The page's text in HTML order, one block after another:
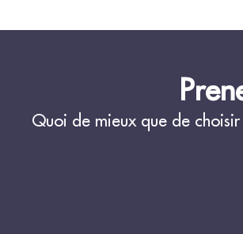
Quoi de mieux que de